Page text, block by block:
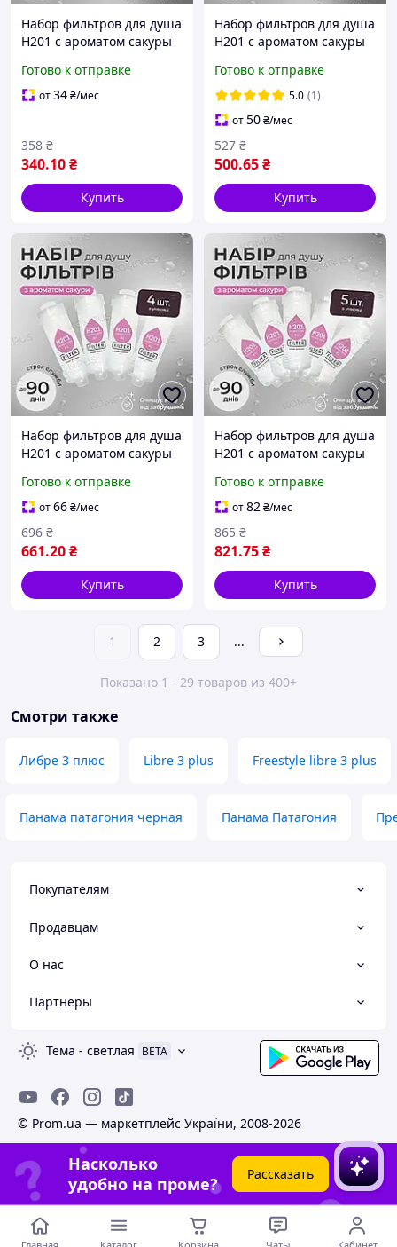
Набор фильтров для душа
H201 с ароматом сакуры
Готово к отправке
от34₴/мес
340.10₴
358 ₴
Купить
Набор фильтров для душа
H201 с ароматом сакуры
Готово к отправке
5.0 (1)
от50₴/мес
500.65₴
527 ₴
Купить
Набор фильтров для душа
H201 с ароматом сакуры
Готово к отправке
от66₴/мес
661.20₴
696 ₴
Купить
Набор фильтров для душа
H201 с ароматом сакуры
Готово к отправке
от82₴/мес
821.75₴
865 ₴
Купить
1 2 3 ...
Показано 1 - 29 товаров из 400+
Смотри также
Либре 3 плюс Libre 3 plus Freestyle libre 3 plus
Панама патагония черная Панама Патагония
Покупателям
Продавцам
О нас
Партнеры
Тема - светлая BETA
© Prom.ua — маркетплейс України, 2008-2026
Насколько
удобно на проме?
Рассказать